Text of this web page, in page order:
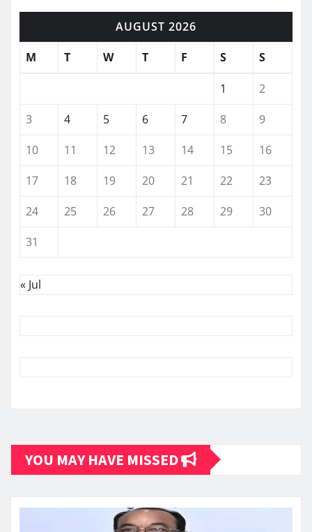
AUGUST 2026
M
T W T F S S
1
2
3
4 5 6 7 8
9
10
11 12 13 14 15
16
17
18 19 20 21 22
23
24
25 26 27 28 29
30
31
« Jul
YOU MAY HAVE MISSED